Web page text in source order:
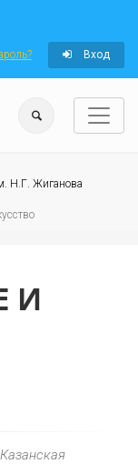
Вход
Н.Г. Жиганова
И